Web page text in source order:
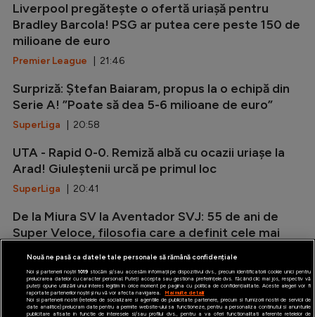
Liverpool pregătește o ofertă uriașă pentru
Bradley Barcola! PSG ar putea cere peste 150 de
milioane de euro
Premier League | 21:46
Surpriză: Ștefan Baiaram, propus la o echipă din
Serie A! ”Poate să dea 5-6 milioane de euro”
SuperLiga | 20:58
UTA - Rapid 0-0. Remiză albă cu ocazii uriașe la
Arad! Giuleștenii urcă pe primul loc
SuperLiga | 20:41
De la Miura SV la Aventador SVJ: 55 de ani de
Super Veloce, filosofia care a definit cele mai
Auto| 20:12
Nouă ne pasă ca datele tale personale să rămână confidențiale
Noi și partenerii noștri 1019stocăm și/sau accesăm informații pe dispozitivul dvs., precum identificatorii cookie unici pentru
prelucrarea datelor cu caracter personal. Puteți accepta sau gestiona preferințele dvs. făcând clic mai jos, respectiv vă
puteți opune utilizării unui interes legitim în orice moment pe pagina cu politica de confidențialitate. Aceste alegeri vor fi
raportate partenerilor noștri și nu vă vor afecta navigarea.
Mai multe detalii
Noi si partenerii nostri (retelele de socializare si agentiile de publicitate partenere, precum si furnizorii nostri de servicii de
date analitice) prelucram date pentru a permite website-ului sa functioneze, pentru a personaliza continutul si anunturile
publicitare afisate in functie de interesele si/sau profilul dvs., pentru a va oferi functionalitati aferente retelelor de